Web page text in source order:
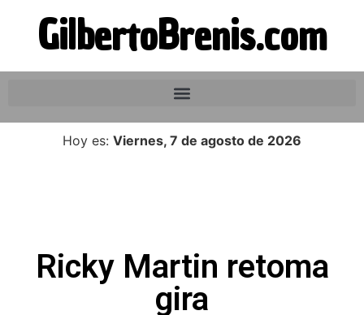
GilbertoBrenis.com
Hoy es: Viernes, 7 de agosto de 2026
Ricky Martin retoma
gira